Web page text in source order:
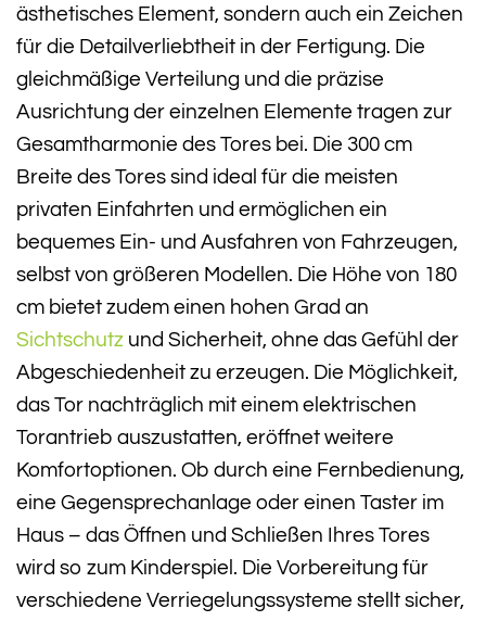
ästhetisches Element, sondern auch ein Zeichen
für die Detailverliebtheit in der Fertigung. Die
gleichmäßige Verteilung und die präzise
Ausrichtung der einzelnen Elemente tragen zur
Gesamtharmonie des Tores bei. Die 300 cm
Breite des Tores sind ideal für die meisten
privaten Einfahrten und ermöglichen ein
bequemes Ein- und Ausfahren von Fahrzeugen,
selbst von größeren Modellen. Die Höhe von 180
cm bietet zudem einen hohen Grad an
Sichtschutz und Sicherheit, ohne das Gefühl der
Abgeschiedenheit zu erzeugen. Die Möglichkeit,
das Tor nachträglich mit einem elektrischen
Torantrieb auszustatten, eröffnet weitere
Komfortoptionen. Ob durch eine Fernbedienung,
eine Gegensprechanlage oder einen Taster im
Haus – das Öffnen und Schließen Ihres Tores
wird so zum Kinderspiel. Die Vorbereitung für
verschiedene Verriegelungssysteme stellt sicher,